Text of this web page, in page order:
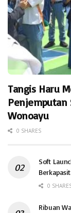
Tangis Haru
Penjemputan
Wonoayu
0 SHARES
Soft
0
Ribuan